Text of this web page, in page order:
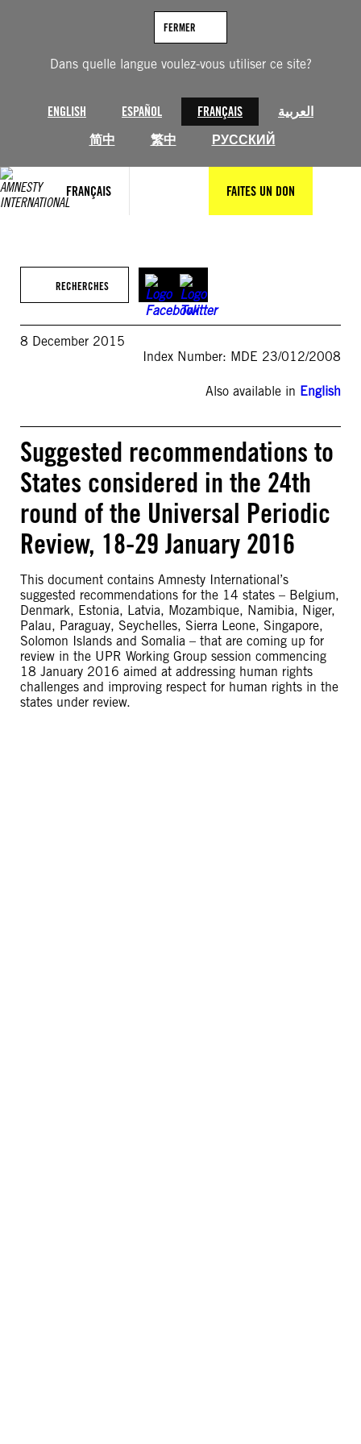
Dans quelle langue voulez-vous utiliser ce site?
ENGLISH ESPAÑOL FRANÇAIS
العربية
简中
繁中 РУССКИЙ
FERMER
FRANÇAIS FAITES UN DON
RECHERCHES
8 December 2015
Index Number: MDE 23/012/2008
Also available in English
Suggested recommendations to
States considered in the 24th
round of the Universal Periodic
Review, 18-29 January 2016
This document contains Amnesty International’s
suggested recommendations for the 14 states – Belgium,
Denmark, Estonia, Latvia, Mozambique, Namibia, Niger,
Palau, Paraguay, Seychelles, Sierra Leone, Singapore,
Solomon Islands and Somalia – that are coming up for
review in the UPR Working Group session commencing
18 January 2016 aimed at addressing human rights
challenges and improving respect for human rights in the
states under review.